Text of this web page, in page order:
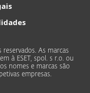
reservados. As marcas
à ESET, spol. s r.o. ou
nomes e marcas são
empresas.